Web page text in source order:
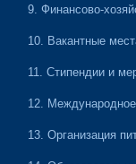
9. Финансово-
10. Вакантные
11. Стипендии и
12.
13. Организация